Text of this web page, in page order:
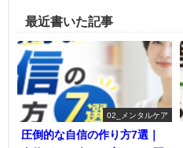
最近書いた記事
02_メンタルケア
圧倒的な自信の作り方7選｜